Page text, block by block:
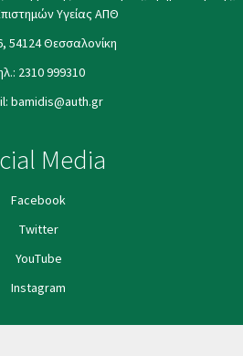
Υγείας ΑΠΘ
54124 Θεσσαλονίκη
2310 999310
bamidis@auth.gr
Media
Facebook
Twitter
YouΤube
Instagram